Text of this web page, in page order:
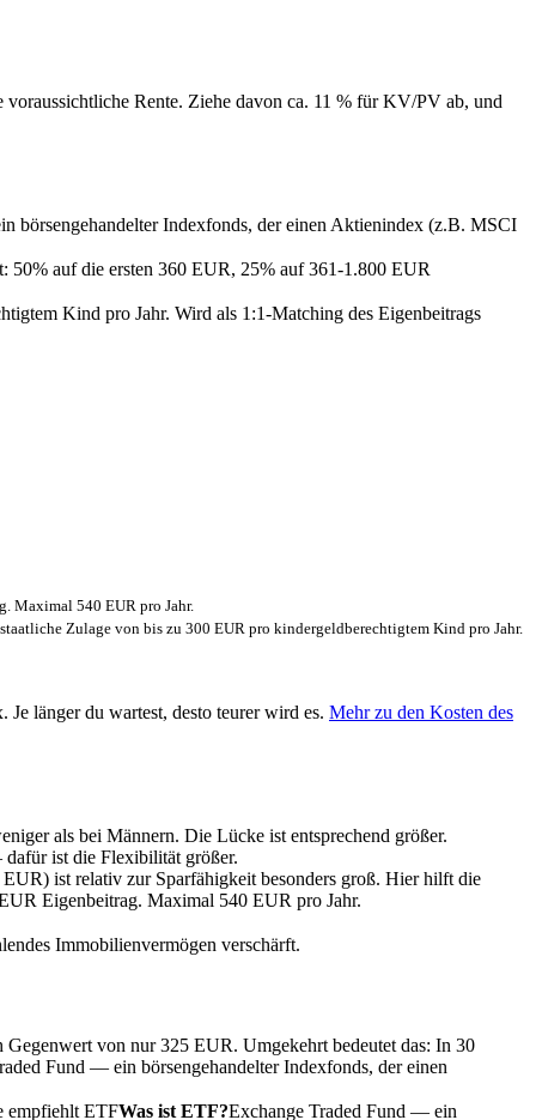
Rente. Ziehe davon ca. 11 % für KV/PV ab, und
börsengehandelter Indexfonds, der einen Aktienindex (z.B. MSCI
50% auf die ersten 360 EUR, 25% auf 361-1.800 EUR
Kind pro Jahr. Wird als 1:1-Matching des Eigenbeitrags
Maximal 540 EUR pro Jahr.
Zulage von bis zu 300 EUR pro kindergeldberechtigtem Kind pro Jahr.
länger du wartest, desto teurer wird es. Mehr zu den Kosten des
als bei Männern. Die Lücke ist entsprechend größer.
ist die Flexibilität größer.
ist relativ zur Sparfähigkeit besonders groß. Hier hilft die
Eigenbeitrag. Maximal 540 EUR pro Jahr.
Immobilienvermögen verschärft.
von nur 325 EUR. Umgekehrt bedeutet das: In 30
Fund — ein börsengehandelter Indexfonds, der einen
empfiehlt ETFWas ist ETF?Exchange Traded Fund — ein